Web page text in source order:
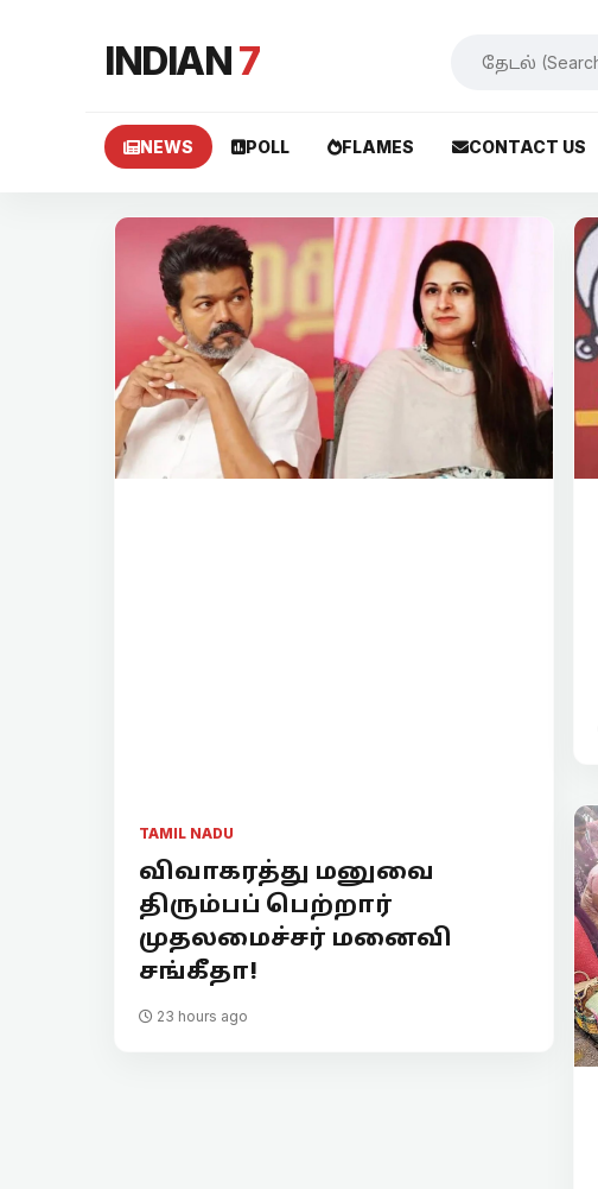
INDIAN7
NEWS POLL FLAMES CONTACT US
TAMIL NADU
விவாகரத்து மனுவை
திரும்பப் பெற்றார்
முதலமைச்சர் மனைவி
சங்கீதா!
23 hours ago